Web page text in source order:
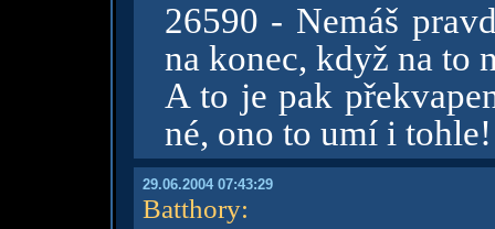
26590 - Nemáš
na konec, když na to
A to je pak
né, ono to umí i
29.06.2004 07:43:29
Batthory: